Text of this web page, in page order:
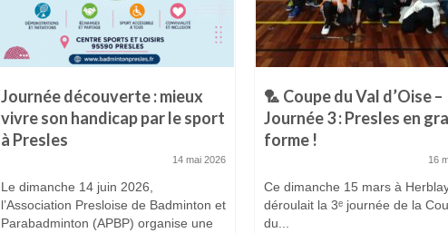
Journée découverte : mieux
vivre son handicap par le sport
à Presles
14 mai 2026
Le dimanche 14 juin 2026,
l’Association Presloise de Badminton et
Parabadminton (APBP) organise une
🏸 Coupe du Val d’Oise –
Journée 3 : Presles en
forme !
16
Ce dimanche 15 mars à
déroulait la 3ᵉ journée de la
du...